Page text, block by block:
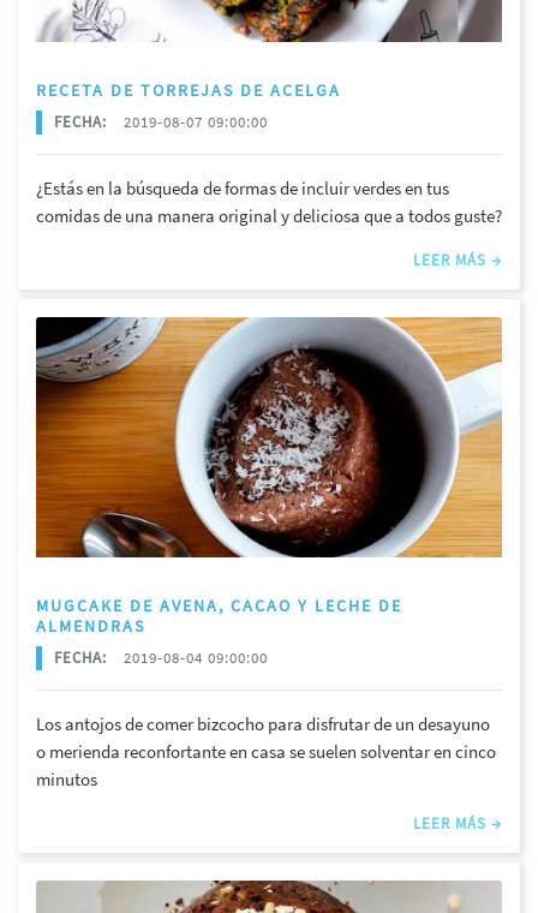
RECETA DE TORREJAS DE ACELGA
FECHA: 2019-08-07 09:00:00
¿Estás en la búsqueda de formas de incluir verdes en tus
comidas de una manera original y deliciosa que a todos guste?
LEER MÁS →
MUGCAKE DE AVENA, CACAO Y LECHE DE
ALMENDRAS
FECHA: 2019-08-04 09:00:00
Los antojos de comer bizcocho para disfrutar de un desayuno
o merienda reconfortante en casa se suelen solventar en cinco
minutos
LEER MÁS →